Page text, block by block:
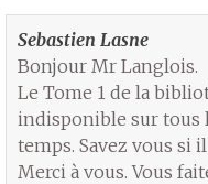
Sebastien Lasne
Bonjour Mr Langlois.
Le Tome 1 de la
indisponible sur tous
temps. Savez vous si
Merci à vous. Vous